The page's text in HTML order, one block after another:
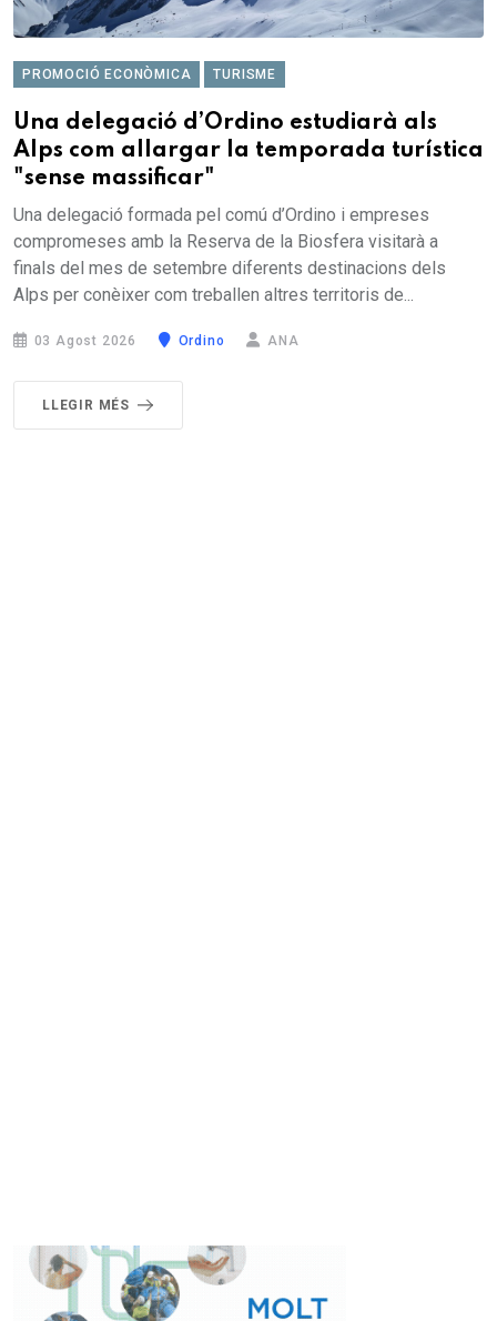
PROMOCIÓ ECONÒMICA TURISME
Una delegació d’Ordino estudiarà als
Alps com allargar la temporada turística
"sense massificar"
Una delegació formada pel comú d’Ordino i empreses
compromeses amb la Reserva de la Biosfera visitarà a
finals del mes de setembre diferents destinacions dels
Alps per conèixer com treballen altres territoris de...
03 Agost 2026 Ordino ANA
LLEGIR MÉS